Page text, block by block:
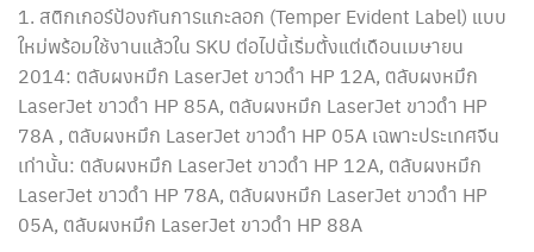
1. สติกเกอร์ป้องกันการแกะลอก (Temper Evident Label) แบบ
ใหม่พร้อมใช้งานแล้วใน SKU ต่อไปนี้เริ่มตั้งแต่เดือนเมษายน
2014: ตลับผงหมึก LaserJet ขาวดำ HP 12A, ตลับผงหมึก
LaserJet ขาวดำ HP 85A, ตลับผงหมึก LaserJet ขาวดำ HP
78A , ตลับผงหมึก LaserJet ขาวดำ HP 05A เฉพาะประเทศจีน
เท่านั้น: ตลับผงหมึก LaserJet ขาวดำ HP 12A, ตลับผงหมึก
LaserJet ขาวดำ HP 78A, ตลับผงหมึก LaserJet ขาวดำ HP
05A, ตลับผงหมึก LaserJet ขาวดำ HP 88A